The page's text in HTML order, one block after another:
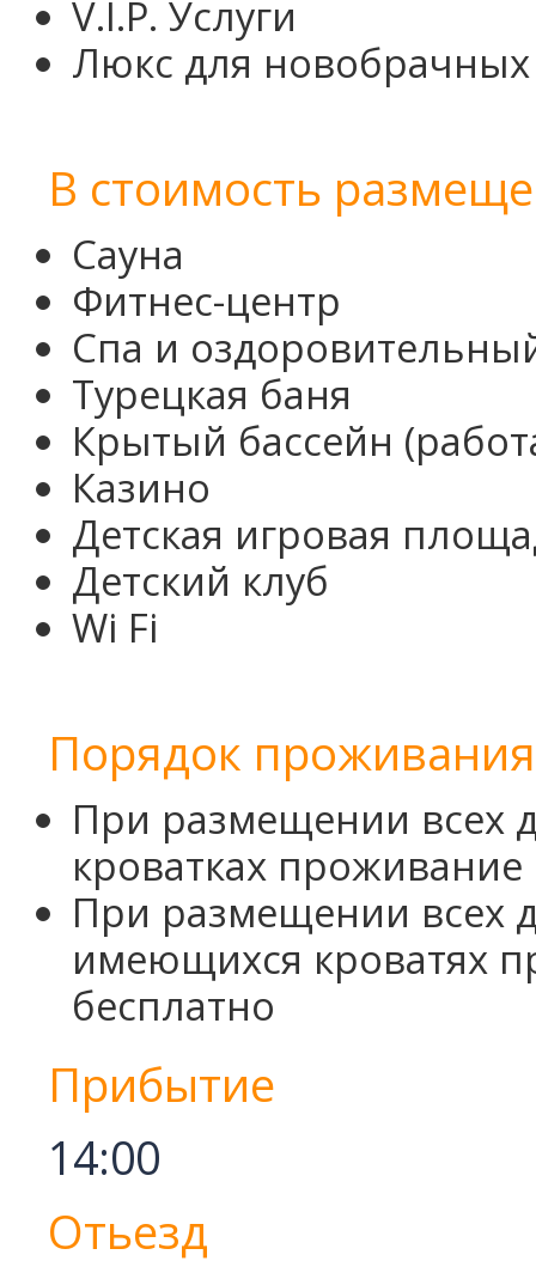
V.I.P. Услуги
Люкс для новобрачных
В стоимость
Сауна
Фитнес-центр
Спа и
Турецкая баня
Крытый бассейн
Казино
Детская игровая
Детский клуб
Wi Fi
Порядок
При размещении всех
кроватках
При размещении всех
имеющихся кроватях
бесплатно
Прибытие
14:00
Отьезд